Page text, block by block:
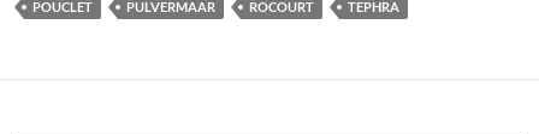
POUCLET
PULVERMAAR ROCOURT TEPHRA